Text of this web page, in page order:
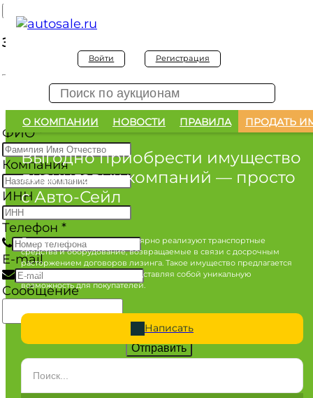
Войти Регистрация
О КОМПАНИИ НОВОСТИ ПРАВИЛА ПРОДАТЬ
Выгодно приобрести имущество
лизинговых компаний — просто
с Авто-Сейл
Лизинговые компании регулярно реализуют транспортные
средства и оборудование, возвращаемые в связи с досрочным
расторжением договоров лизинга. Такое имущество предлагается
по конкурентным ценам, представляя собой уникальную
возможность для покупателей.
Написать
Заявка на покупку
Заявка на покупку изъятого а/м
ФИО*
Компания
ИНН
Телефон *
E-mail
Сообщение
Отправить